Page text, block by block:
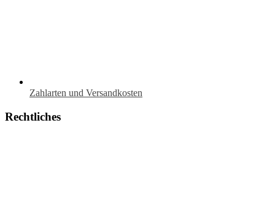
Zahlarten und Versandkosten
Rechtliches